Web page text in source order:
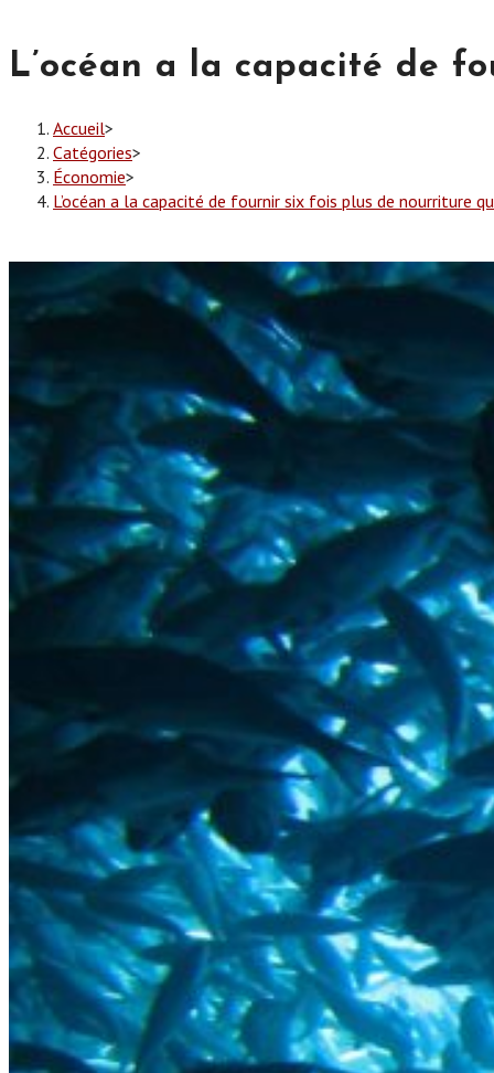
L’océan a la capacité de
Accueil>
Catégories>
Économie>
L’océan a la capacité de fournir six fois plus de nourriture